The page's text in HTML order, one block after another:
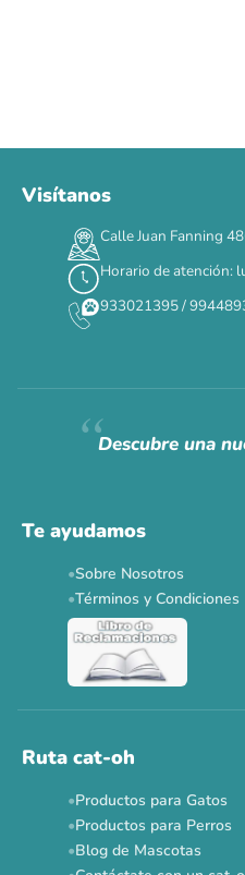
DÍAS
Siempre
Ver todas
Visítanos
Calle Juan Fanning
Horario de atención:
933021395 /
Descubre una
Te ayudamos
Sobre Nosotros
Términos y Condiciones
Ruta cat-oh
Productos para Gatos
Productos para Perros
Blog de Mascotas